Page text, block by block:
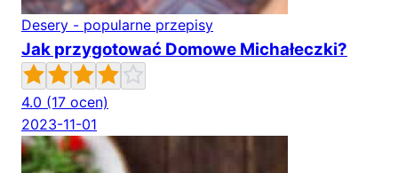
Desery - popularne przepisy
Jak przygotować Domowe Michałeczki?
4.0 (17 ocen)
2023-11-01